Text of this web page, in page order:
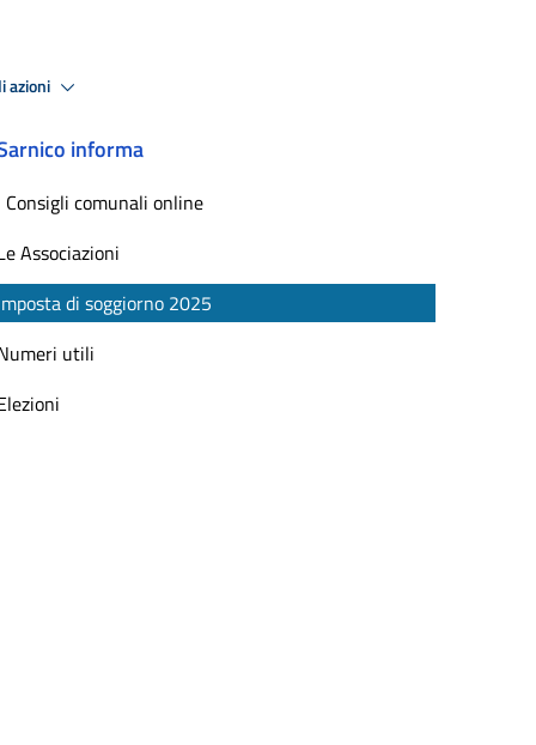
azioni
informa
Consigli comunali online
Associazioni
di soggiorno 2025
utili